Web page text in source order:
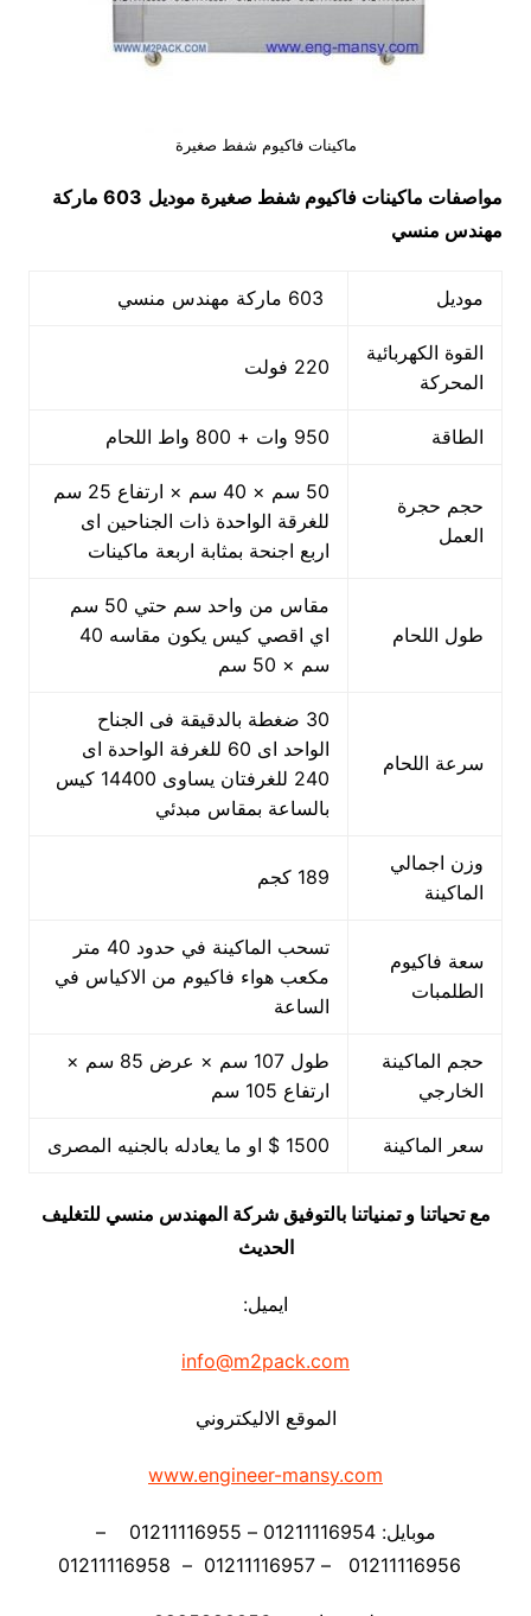
ماكينات فاكيوم شفط صغيرة
مواصفات ماكينات فاكيوم شفط صغيرة موديل
603 ماركة
مهندس منسي
موديل
القوة الكهربائية
المحركة
220 فولت
الطاقة 950 وات + 800 واط اللحام
حجم حجرة
العمل
50 سم × 40 سم × ارتفاع 25 سم
للغرقة الواحدة ذات الجناحين اى
اربع اجنحة بمثابة اربعة ماكينات
طول اللحام
مقاس من واحد سم حتي 50 سم
اي اقصي كيس يكون مقاسه 40
سم × 50 سم
سرعة اللحام
30 ضغطة بالدقيقة فى الجناح
الواحد اى 60 للغرفة الواحدة اى
240 للغرفتان يساوى 14400 كيس
بالساعة بمقاس مبدئي
وزن اجمالي
الماكينة
189 كجم
سعة فاكيوم
الطلمبات
تسحب الماكينة في حدود 40 متر
مكعب هواء فاكيوم من الاكياس في
الساعة
حجم الماكينة
الخارجي
طول 107 سم × عرض 85 سم ×
ارتفاع 105 سم
سعر الماكينة 1500 $ او ما يعادله بالجنيه المصرى
مع تحياتنا و تمنياتنا بالتوفيق شركة المهندس منسي للتغليف
الحديث
ايميل:
info@m2pack.com
الموقع الاليكتروني
www.engineer-mansy.com
موبايل: 01211116954 – 01211116955 –